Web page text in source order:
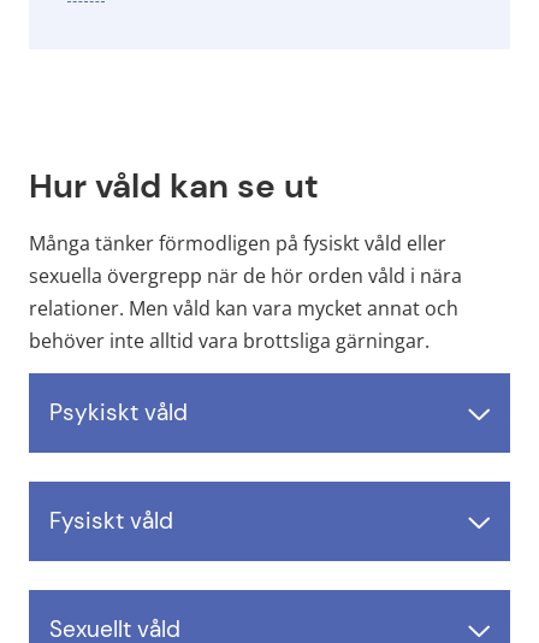
Hur våld kan se ut
Många tänker förmodligen på fysiskt våld eller
sexuella övergrepp när de hör orden våld i nära
relationer. Men våld kan vara mycket annat och
behöver inte alltid vara brottsliga gärningar.
Psykiskt våld
Fysiskt våld
Sexuellt våld